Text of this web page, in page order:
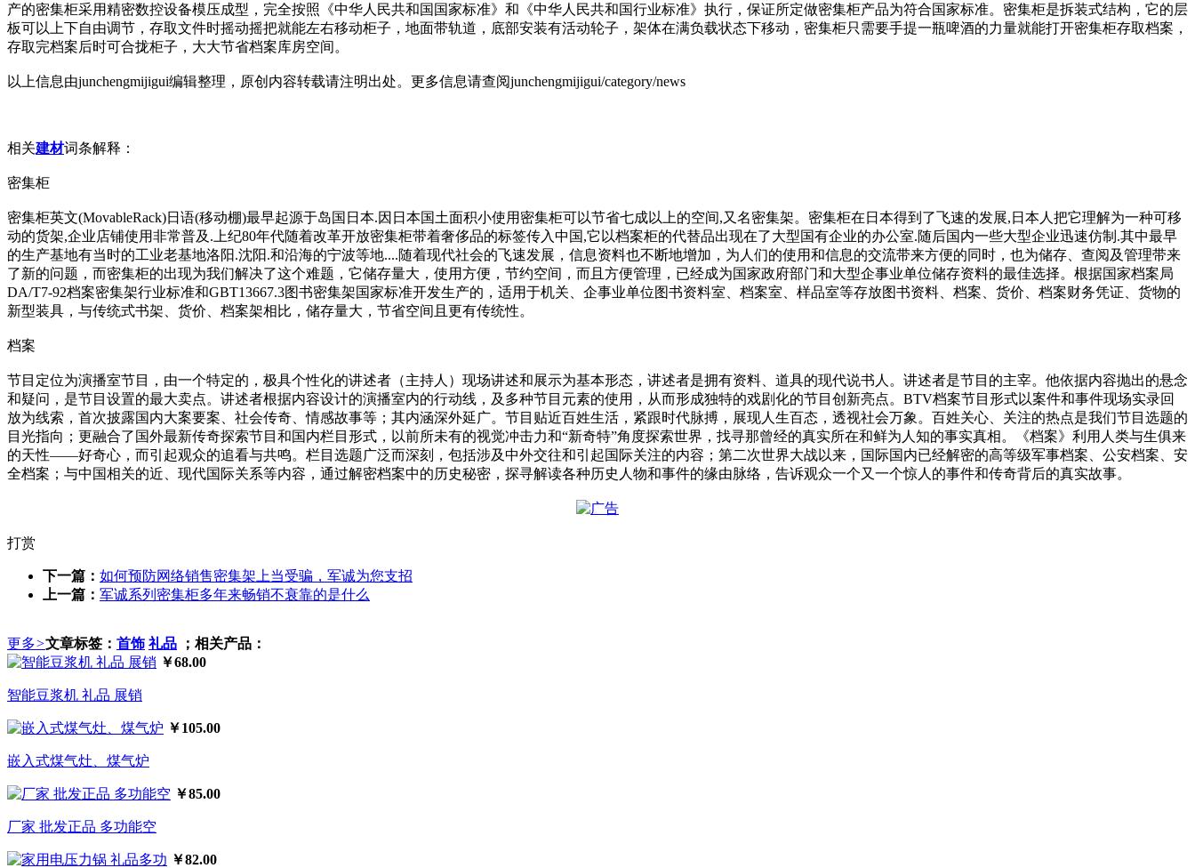
产的密集柜采用精密数控设备模压成型，完全按照《中华人民共和国国家标准》和《中华人民共和国行业标准》执行，保证所定做密集柜产品为符合国家标准。密集柜是拆装式结构，它的层
板可以上下自由调节，存取文件时摇动摇把就能左右移动柜子，地面带轨道，底部安装有活动轮子，架体在满负载状态下移动，密集柜只需要手提一瓶啤酒的力量就能打开密集柜存取档案，
存取完档案后时可合拢柜子，大大节省档案库房空间。
以上信息由junchengmijigui编辑整理，原创内容转载请注明出处。更多信息请查阅junchengmijigui/category/news
相关建材词条解释：
密集柜
密集柜英文(MovableRack)日语(移动棚)最早起源于岛国日本.因日本国土面积小使用密集柜可以节省七成以上的空间,又名密集架。密集柜在日本得到了飞速的发展,日本人把它理解为一种可移
动的货架,企业店铺使用非常普及.上纪80年代随着改革开放密集柜带着奢侈品的标签传入中国,它以档案柜的代替品出现在了大型国有企业的办公室.随后国内一些大型企业迅速仿制.其中最早
的生产基地有当时的工业老基地洛阳.沈阳.和沿海的宁波等地....随着现代社会的飞速发展，信息资料也不断地增加，为人们的使用和信息的交流带来方便的同时，也为储存、查阅及管理带来
了新的问题，而密集柜的出现为我们解决了这个难题，它储存量大，使用方便，节约空间，而且方便管理，已经成为国家政府部门和大型企事业单位储存资料的最佳选择。根据国家档案局
DA/T7-92档案密集架行业标准和GBT13667.3图书密集架国家标准开发生产的，适用于机关、企事业单位图书资料室、档案室、样品室等存放图书资料、档案、货价、档案财务凭证、货物的
新型装具，与传统式书架、货价、档案架相比，储存量大，节省空间且更有传统性。
档案
节目定位为演播室节目，由一个特定的，极具个性化的讲述者（主持人）现场讲述和展示为基本形态，讲述者是拥有资料、道具的现代说书人。讲述者是节目的主宰。他依据内容抛出的悬念
和疑问，是节目设置的最大卖点。讲述者根据内容设计的演播室内的行动线，及多种节目元素的使用，从而形成独特的戏剧化的节目创新亮点。BTV档案节目形式以案件和事件现场实录回
放为线索，首次披露国内大案要案、社会传奇、情感故事等；其内涵深外延广。节目贴近百姓生活，紧跟时代脉搏，展现人生百态，透视社会万象。百姓关心、关注的热点是我们节目选题的
目光指向；更融合了国外最新传奇探索节目和国内栏目形式，以前所未有的视觉冲击力和“新奇特”角度探索世界，找寻那曾经的真实所在和鲜为人知的事实真相。《档案》利用人类与生俱来
的天性——好奇心，而引起观众的追看与共鸣。栏目选题广泛而深刻，包括涉及中外交往和引起国际关注的内容；第二次世界大战以来，国际国内已经解密的高等级军事档案、公安档案、安
全档案；与中国相关的近、现代国际关系等内容，通过解密档案中的历史秘密，探寻解读各种历史人物和事件的缘由脉络，告诉观众一个又一个惊人的事件和传奇背后的真实故事。
打赏
下一篇： 如何预防网络销售密集架上当受骗，军诚为您支招
上一篇： 军诚系列密集柜多年来畅销不衰靠的是什么
更多>文章标签： 首饰 礼品 ；相关产品：
￥68.00
智能豆浆机 礼品 展销
￥105.00
嵌入式煤气灶、煤气炉
￥85.00
厂家 批发正品 多功能空
￥82.00